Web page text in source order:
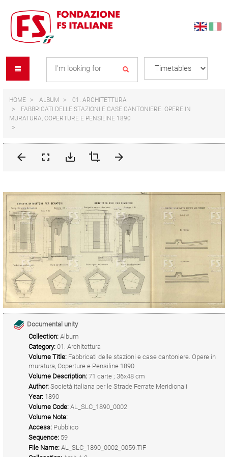
content
navigation
menu
HOME ALBUM
01. ARCHITETTURA
FABBRICATI DELLE STAZIONI E CASE CANTONIERE. OPERE IN
MURATURA, COPERTURE E PENSILINE 1890
Documental unity
Collection: Album
Category: 01. Architettura
Volume Title: Fabbricati delle stazioni e case cantoniere. Opere in
muratura, Coperture e Pensiline 1890
Volume Description: 71 carte ; 36x48 cm
Author: Società italiana per le Strade Ferrate Meridionali
Year: 1890
Volume Code: AL_SLC_1890_0002
Volume Note:
Access: Pubblico
Sequence: 59
File Name: AL_SLC_1890_0002_0059.TIF